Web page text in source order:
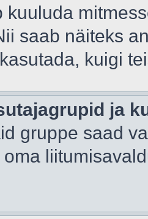
kuuluda
saab näiteks
kuigi
ja
gruppe saad